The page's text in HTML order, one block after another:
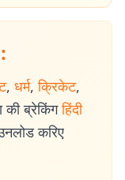
, धर्म, क्रिकेट,
की ब्रेकिंग हिंदी
करिए